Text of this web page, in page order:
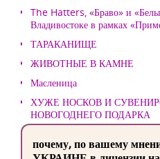
The Hatters, «Браво» и
Владивостоке в рамках
ТАРАКАНИЩЕ
ЖИВОТНЫЕ В КАМНЕ
Масленица
ХУЖЕ НОСКОВ И
НОВОГОДНЕГО ПОДАРКА
почему, по вашему